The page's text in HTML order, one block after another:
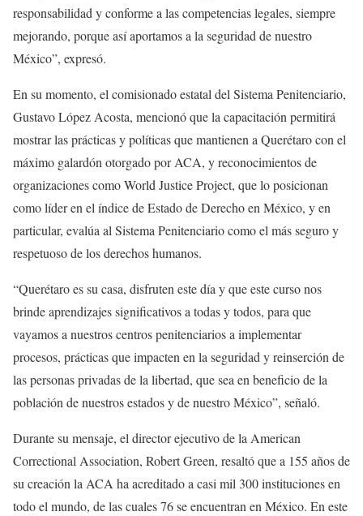
responsabilidad y conforme a las competencias legales, siempre
mejorando, porque así aportamos a la seguridad de nuestro
México”, expresó.
En su momento, el comisionado estatal del Sistema Penitenciario,
Gustavo López Acosta, mencionó que la capacitación permitirá
mostrar las prácticas y políticas que mantienen a Querétaro con el
máximo galardón otorgado por ACA, y reconocimientos de
organizaciones como World Justice Project, que lo posicionan
como líder en el índice de Estado de Derecho en México, y en
particular, evalúa al Sistema Penitenciario como el más seguro y
respetuoso de los derechos humanos.
“Querétaro es su casa, disfruten este día y que este curso nos
brinde aprendizajes significativos a todas y todos, para que
vayamos a nuestros centros penitenciarios a implementar
procesos, prácticas que impacten en la seguridad y reinserción de
las personas privadas de la libertad, que sea en beneficio de la
población de nuestros estados y de nuestro México”, señaló.
Durante su mensaje, el director ejecutivo de la American
Correctional Association, Robert Green, resaltó que a 155 años de
su creación la ACA ha acreditado a casi mil 300 instituciones en
todo el mundo, de las cuales 76 se encuentran en México. En este